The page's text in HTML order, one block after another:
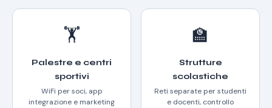
🏋️
Palestre e centri
sportivi
WiFi per soci, app
integrazione e marketing
🏫
Strutture
scolastiche
Reti separate per studenti
e docenti, controllo